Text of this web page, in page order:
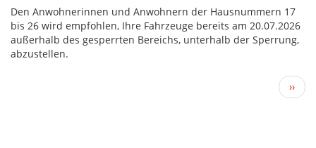
Den Anwohnerinnen und Anwohnern der Hausnummern 17
bis 26 wird empfohlen, Ihre Fahrzeuge bereits am 20.07.2026
außerhalb des gesperrten Bereichs, unterhalb der Sperrung,
abzustellen.
Seite
››